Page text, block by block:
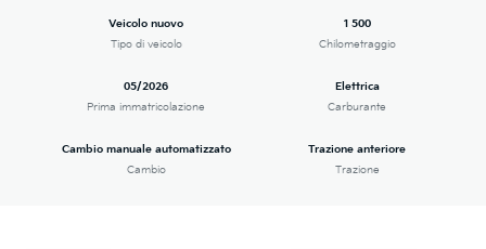
Veicolo nuovo
Tipo di veicolo
1 500
Chilometraggio
05/2026
Prima immatricolazione
Elettrica
Carburante
Cambio manuale automatizzato
Cambio
Trazione anteriore
Trazione